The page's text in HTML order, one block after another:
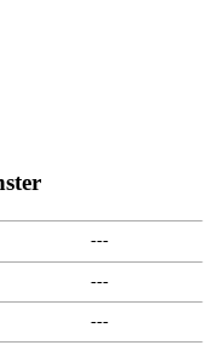
---
---
---